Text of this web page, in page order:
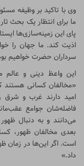
وی با تاکید بر وظیفه
ما برای انتظار یک بحث
پای این زمینه‌سازی‌ها
اذیت کند. ما جهان را
سرداران حضرت خواهیم
این واعظ دینی و عالم
«مخالفان کسانی
امید دارند غرب و شرق
فاضله‌شان جوامع
می‌دانند و به دنبال
بعدی مخالفان ظهور،
است. اگر این‌ها در زمان
داد.»